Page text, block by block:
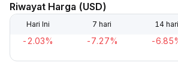
Riwayat Harga (USD)
Hari Ini 7 hari 14 hari
-2.03% -7.27% -